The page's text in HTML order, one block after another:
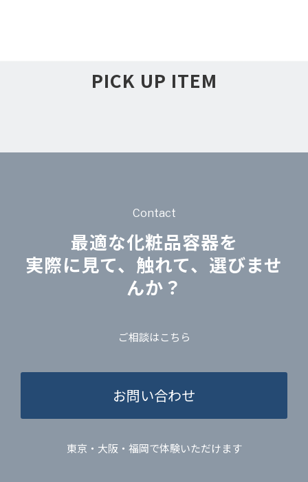
PICK UP ITEM
Contact
最適な化粧品容器を
実際に見て、触れて、選びませ
んか？
ご相談はこちら
お問い合わせ
東京・大阪・福岡で体験いただけます